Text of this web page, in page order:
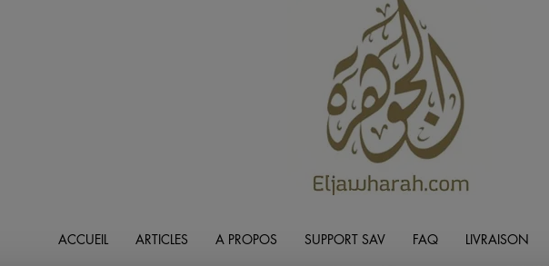
ACCUEIL ARTICLES A PROPOS SUPPORT SAV FAQ LIVRAISON